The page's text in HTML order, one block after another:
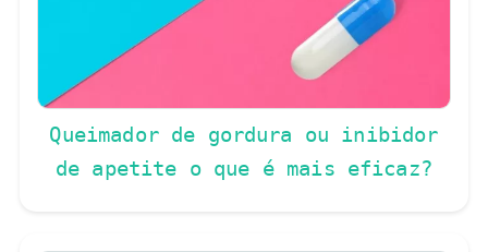
Queimador de gordura ou inibidor
de apetite o que é mais eficaz?